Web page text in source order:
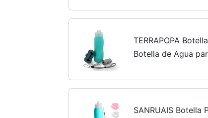
TERRAPOPA
Botella de Agua
(Azul)
SANRUAIS Botella